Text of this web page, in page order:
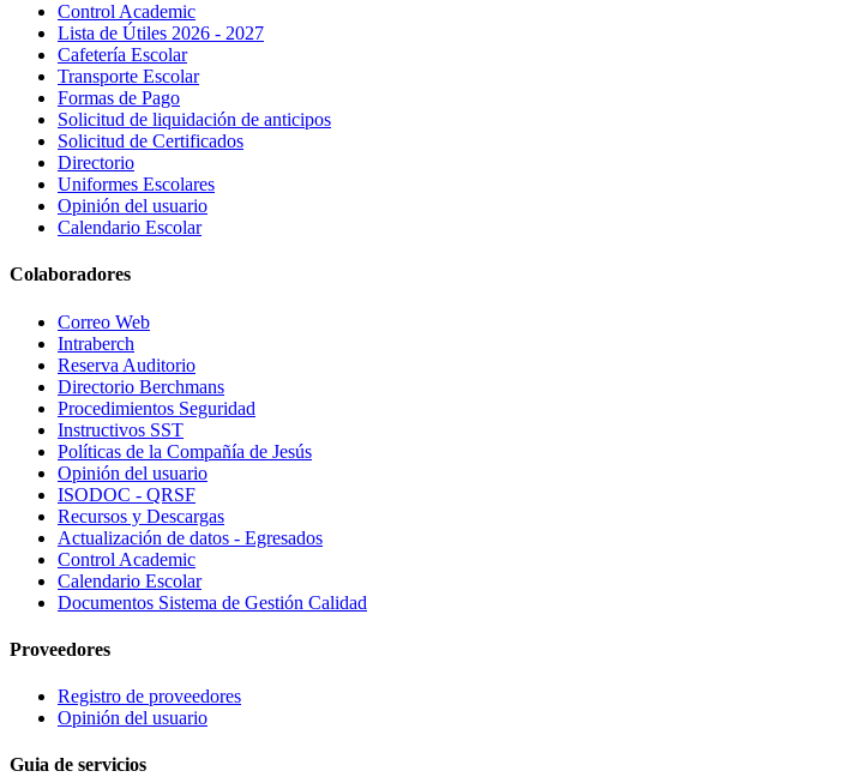
Control Academic
Lista de Útiles 2026 - 2027
Cafetería Escolar
Transporte Escolar
Formas de Pago
Solicitud de liquidación de anticipos
Solicitud de Certificados
Directorio
Uniformes Escolares
Opinión del usuario
Calendario Escolar
Colaboradores
Correo Web
Intraberch
Reserva Auditorio
Directorio Berchmans
Procedimientos Seguridad
Instructivos SST
Políticas de la Compañía de Jesús
Opinión del usuario
ISODOC - QRSF
Recursos y Descargas
Actualización de datos - Egresados
Control Academic
Calendario Escolar
Documentos Sistema de Gestión Calidad
Proveedores
Registro de proveedores
Opinión del usuario
Guia de servicios